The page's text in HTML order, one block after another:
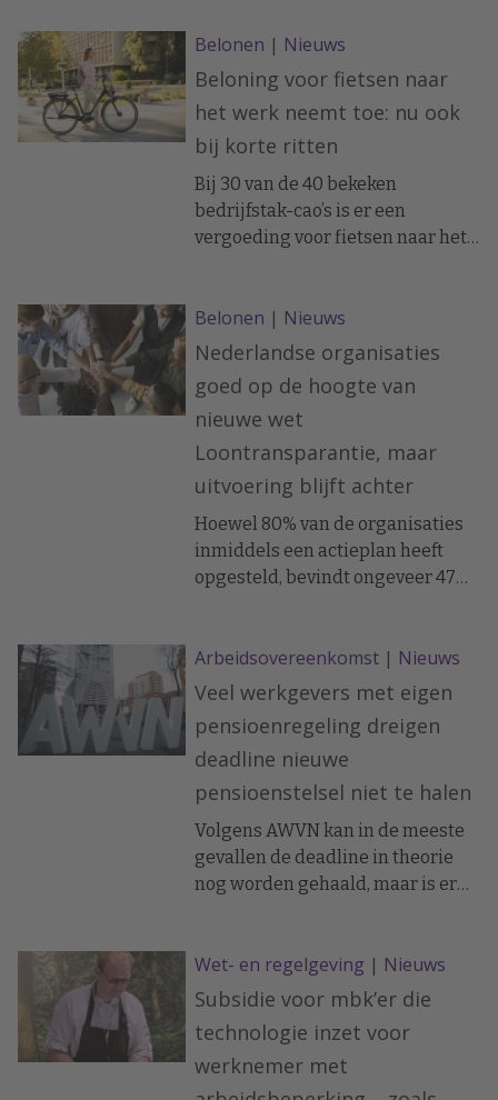
onderzoeken laten zien dat deze
stille stressfactoren de vitaliteit
en productiviteit flink aantasten.
Tijd dus om zowel gehoor én
binnenklimaat hoger op de
vitaliteitsagenda te zetten.
Belonen | Nieuws
Beloning voor fietsen naar
het werk neemt toe: nu ook
bij korte ritten
Bij 30 van de 40 bekeken
bedrijfstak-cao’s is er een
vergoeding voor fietsen naar het
Belonen | Nieuws
Nederlandse organisaties
goed op de hoogte van
nieuwe wet
Loontransparantie, maar
uitvoering blijft achter
Hoewel 80% van de organisaties
inmiddels een actieplan heeft
opgesteld, bevindt ongeveer 47%
daadwerkelijk gestart met de
uitvoering.
Arbeidsovereenkomst | Nieuws
Veel werkgevers met eigen
pensioenregeling dreigen
deadline nieuwe
pensioenstelsel niet te halen
Volgens AWVN kan in de meeste
gevallen de deadline in theorie
nog worden gehaald, maar is er
pensioendeskundigen en
pensioenuitvoerders om de
Wet- en regelgeving | Nieuws
Subsidie voor mbk’er die
technologie inzet voor
werknemer met